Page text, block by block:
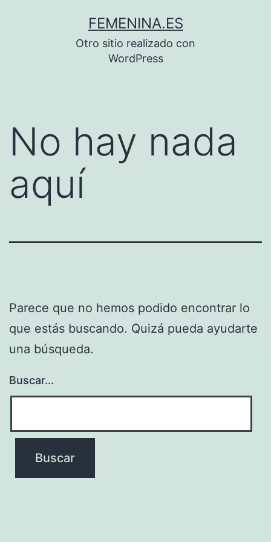
FEMENINA.ES
Otro sitio realizado con
WordPress
No hay nada
aquí
Parece que no hemos podido encontrar lo
que estás buscando. Quizá pueda ayudarte
una búsqueda.
Buscar...